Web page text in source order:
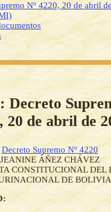
Nº 4220, 20 de abril
Decreto
20 de abril de
Decreto Supremo Nº 4220
JEANINE ÁÑEZ CHÁVEZ
CONSTITUCIONAL DEL
DE BOLIVIA